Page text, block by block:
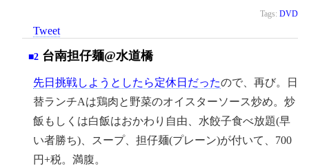
Tags: DVD
Tweet
■2 台南担仔麺@水道橋
先日挑戦しようとしたら定休日だったので、再び。日
替ランチAは鶏肉と野菜のオイスターソース炒め。炒
飯もしくは白飯はおかわり自由、水餃子食べ放題(早
い者勝ち)、スープ、担仔麺(プレーン)が付いて、700
円+税。満腹。